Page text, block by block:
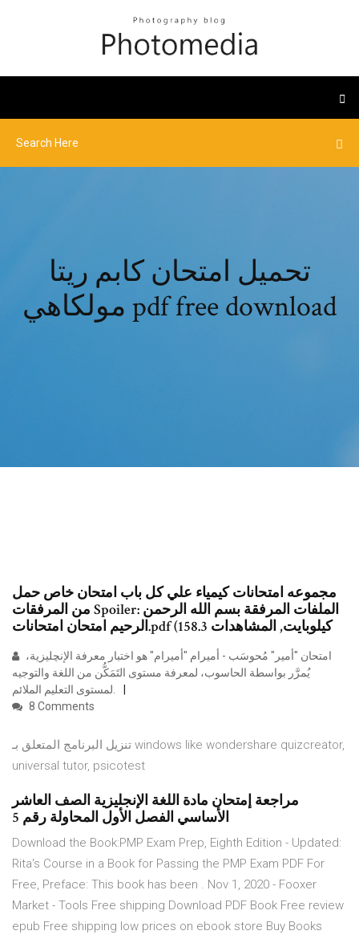
تحميل امتحان كابم ريتا
مولكاهي pdf free download
مجموعه امتحانات كيمياء علي كل باب امتحان خاص حمل
من المرفقات Spoiler: الملفات المرفقة بسم الله الرحمن
الرحيم امتحان امتحانات.pdf (158.3 كيلوبايت, المشاهدات
يُمرَّر بواسطة الحاسوب، لمعرفة مستوى التَمَكُّن من اللغة والتوجيه
لمستوى التعليم الملائم.
8 Comments
تنزيل البرنامج المتعلق بـ windows like wondershare quizcreator,
universal tutor, psicotest
مراجعة إمتحان مادة اللغة الإنجليزية الصف العاشر
الأساسي الفصل الأول المحاولة رقم 5
Download the Book:PMP Exam Prep, Eighth Edition - Updated:
Rita's Course in a Book for Passing the PMP Exam PDF For
Free, Preface: This book has been . Nov 1, 2020 - Fooxer
Market - Tools Free shipping Download PDF Book Free review
epub Free shipping low prices on ebook store Buy Books